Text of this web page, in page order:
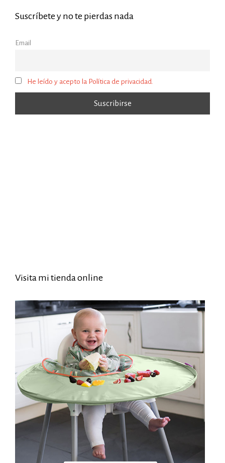
Suscríbete y no te pierdas nada
Email
He leído y acepto la Política de privacidad.
Visita mi tienda online